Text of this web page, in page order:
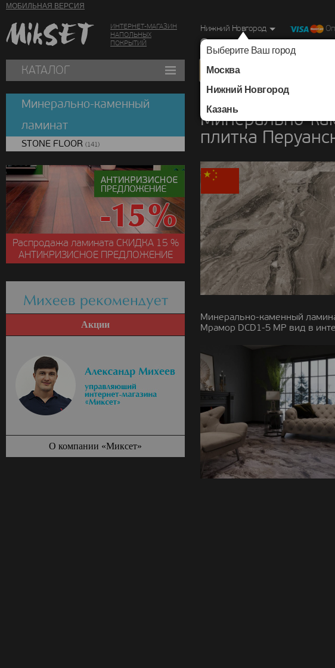
МОБИЛЬНАЯ ВЕРСИЯ
ИНТЕРНЕТ-МАГАЗИН
НАПОЛЬНЫХ
ПОКРЫТИЙ
Нижний Новгород
Выберите Ваш город
Москва
Нижний Новгород
Казань
г. Нижний Новгород, Ул.
КАТАЛОГ
Минерально-
плитка
Минерально-каменный
Мрамор DCD1-5 MP вид в
Минерально-каменный
ламинат
STONE FLOOR (141)
Распродажа ламината СКИДКА15 %
АНТИКРИЗИСНОЕ ПРЕДЛОЖЕНИЕ
Михеев рекомендует
Акции
О компании «Миксет»